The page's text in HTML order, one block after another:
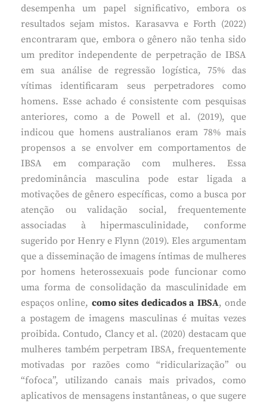
desempenha um papel significativo, embora os
resultados sejam mistos. Karasavva e Forth (2022)
encontraram que, embora o gênero não tenha sido
um preditor independente de perpetração de IBSA
em sua análise de regressão logística, 75% das
vítimas identificaram seus perpetradores como
homens. Esse achado é consistente com pesquisas
anteriores, como a de Powell et al. (2019), que
indicou que homens australianos eram 78% mais
propensos a se envolver em comportamentos de
IBSA em comparação com mulheres. Essa
predominância masculina pode estar ligada a
motivações de gênero específicas, como a busca por
atenção ou validação social, frequentemente
associadas à hipermasculinidade, conforme
sugerido por Henry e Flynn (2019). Eles argumentam
que a disseminação de imagens íntimas de mulheres
por homens heterossexuais pode funcionar como
uma forma de consolidação da masculinidade em
espaços online, como sites dedicados a IBSA, onde
a postagem de imagens masculinas é muitas vezes
proibida. Contudo, Clancy et al. (2020) destacam que
mulheres também perpetram IBSA, frequentemente
motivadas por razões como “ridicularização” ou
“fofoca”, utilizando canais mais privados, como
aplicativos de mensagens instantâneas, o que sugere